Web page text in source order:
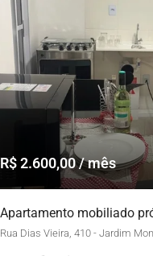
R$ 2.600,00 / mês